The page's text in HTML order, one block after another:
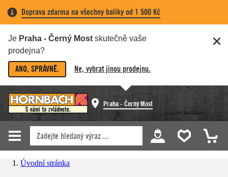
Doprava zdarma na všechny balíky od 1 500 Kč
Je Praha - Černý Most skutečně vaše
prodejna?
ANO, SPRÁVNĚ. Ne, vybrat jinou prodejnu.
Praha - Černý Most
Úvodní stránka